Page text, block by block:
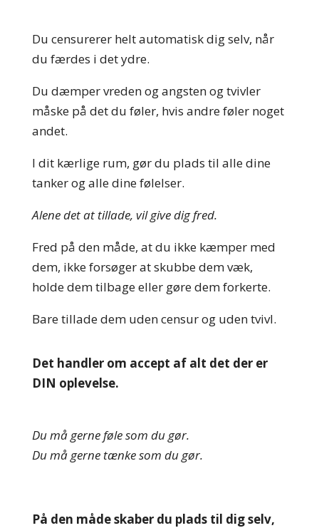
Du censurerer helt automatisk dig selv, når
du færdes i det ydre.
Du dæmper vreden og angsten og tvivler
måske på det du føler, hvis andre føler noget
andet.
I dit kærlige rum, gør du plads til alle dine
tanker og alle dine følelser.
Alene det at tillade, vil give dig fred.
Fred på den måde, at du ikke kæmper med
dem, ikke forsøger at skubbe dem væk,
holde dem tilbage eller gøre dem forkerte.
Bare tillade dem uden censur og uden tvivl.
Det handler om accept af alt det der er
DIN oplevelse.
Du må gerne føle som du gør.
Du må gerne tænke som du gør.
På den måde skaber du plads til dig selv,